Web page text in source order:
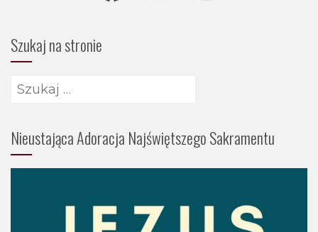
Szukaj na stronie
Nieustająca Adoracja Najświętszego Sakramentu